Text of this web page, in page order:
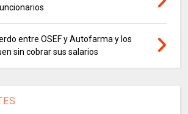
entre OSEF y Autofarma y los
sin cobrar sus salarios